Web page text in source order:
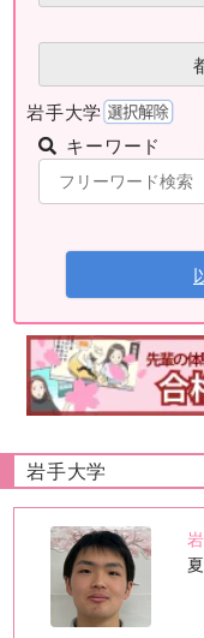
岩手大学
キーワード
岩手大学
no
image